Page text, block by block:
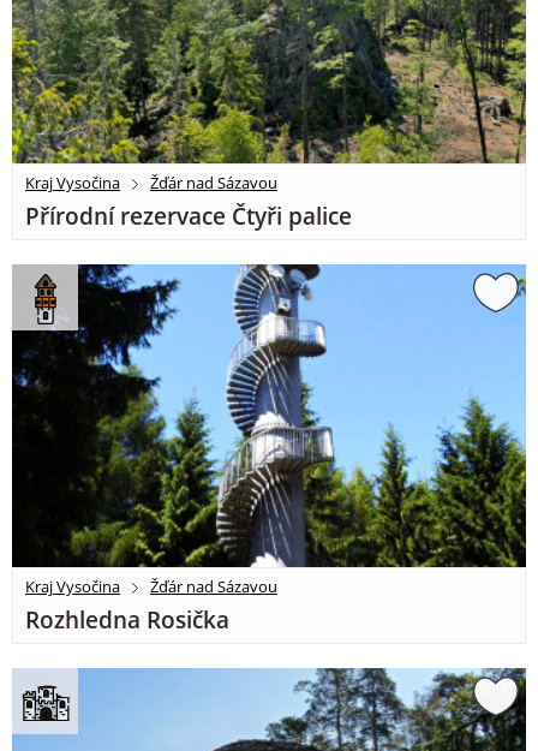
Kraj Vysočina Žďár nad Sázavou
Přírodní rezervace Čtyři palice
Kraj Vysočina Žďár nad Sázavou
Rozhledna Rosička